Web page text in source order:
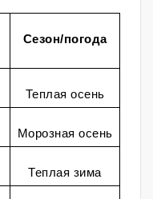
Сезон/погода
Теплая осень
Морозная осень
Теплая зима